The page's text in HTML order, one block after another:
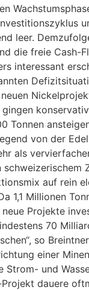
leer.
die freie Cash-
interessant
Tonnen
von der
als
auf rein
1,1 Millionen
Projekte
70
so
einer
Strom- und
dauere